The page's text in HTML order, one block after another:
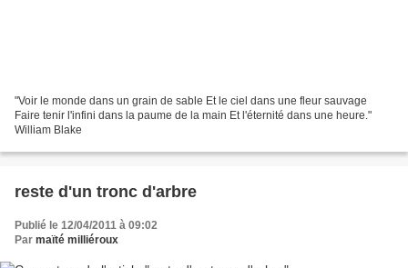
"Voir le monde dans un grain de sable Et le ciel dans une fleur sauvage
Faire tenir l'infini dans la paume de la main Et l'éternité dans une heure."
William Blake
reste d'un tronc d'arbre
Publié le 12/04/2011 à 09:02
Par maïté milliéroux